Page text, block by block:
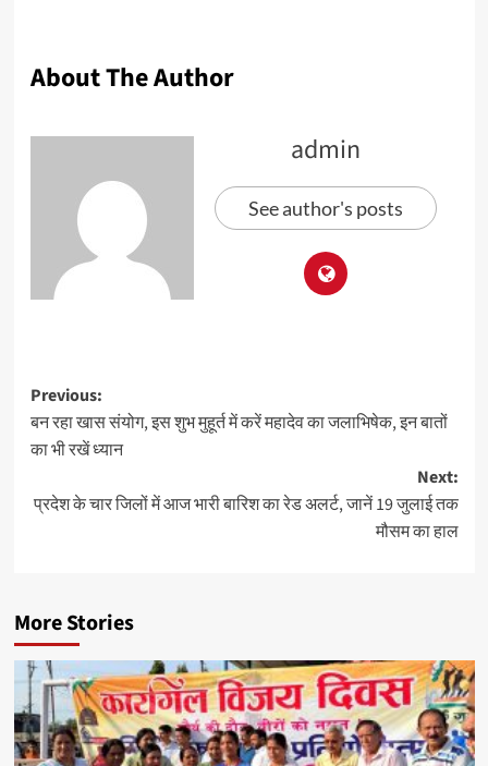
About The Author
admin
See author's posts
Previous:
बन रहा खास संयोग, इस शुभ मुहूर्त में करें महादेव का जलाभिषेक, इन बातों
का भी रखें ध्यान
Next:
प्रदेश के चार जिलों में आज भारी बारिश का रेड अलर्ट, जानें 19 जुलाई तक
मौसम का हाल
More Stories